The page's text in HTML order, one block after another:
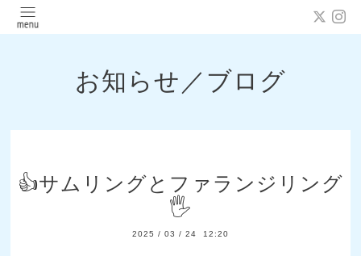
お知らせ／ブログ
👍サムリングとファランジリング
🖐️
2025 / 03 / 24 12:20